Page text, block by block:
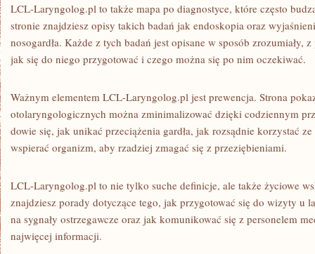
LCL-Laryngolog.pl to także mapa po diagnostyce, które często
stronie znajdziesz opisy takich badań jak endoskopia oraz
nosogardła. Każde z tych badań jest opisane w sposób zrozumiały,
jak się do niego przygotować i czego można się po nim oczekiwać.
Ważnym elementem LCL-Laryngolog.pl jest prewencja. Strona
otolaryngologicznych można zminimalizować dzięki codziennym
dowie się, jak unikać przeciążenia gardła, jak rozsądnie korzystać
wspierać organizm, aby rzadziej zmagać się z przeziębieniami.
LCL-Laryngolog.pl to nie tylko suche definicje, ale także życiowe
znajdziesz porady dotyczące tego, jak przygotować się do wizyty u
na sygnały ostrzegawcze oraz jak komunikować się z personelem
najwięcej informacji.